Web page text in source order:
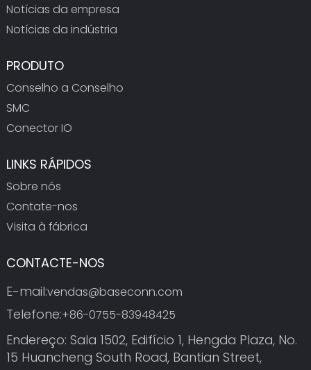
Notícias da empresa
Notícias da indústria
PRODUTO
Conselho a Conselho
SMC
Conector IO
LINKS RÁPIDOS
Sobre nós
Contate-nos
Visita à fábrica
CONTACTE-NOS
E-mail:vendas@baseconn.com
Telefone:+86-0755-83948425
Endereço: Sala 1502, Edifício 1, Hengda Plaza, No.
15 Huancheng South Road, Bantian Street,